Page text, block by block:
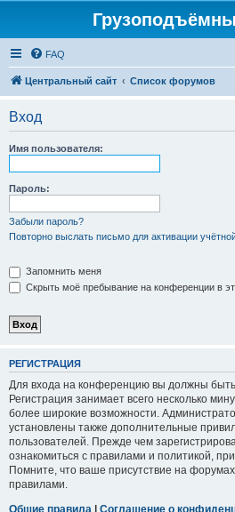
FAQ
Центральный сайт Список форумов
Вход
Имя пользователя:
Пароль:
Забыли пароль?
Повторно выслать письмо для активации
Запомнить меня
Скрыть моё пребывание на конференции в
РЕГИСТРАЦИЯ
Для входа на конференцию вы должны быть
Регистрация занимает всего несколько
более широкие возможности.
установлены также дополнительные
пользователей. Прежде чем
ознакомиться с правилами и политикой,
Помните, что ваше присутствие на
правилами.
Общие правила | Соглашение о